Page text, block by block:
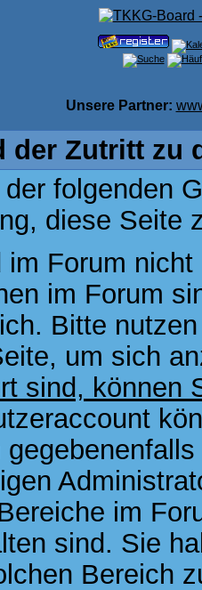
Unsere Partner:
der Zutritt zu
folgenden
diese Seite
im Forum
im Forum
Bitte
um sich
sind, können
im
sind. Sie
Bereich